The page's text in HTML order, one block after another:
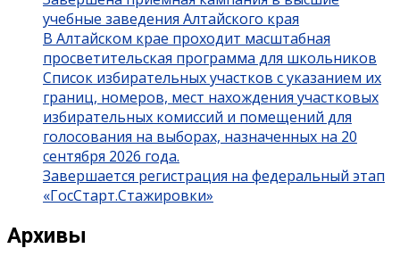
учебные заведения Алтайского края
В Алтайском крае проходит масштабная
просветительская программа для школьников
Список избирательных участков с указанием их
границ, номеров, мест нахождения участковых
избирательных комиссий и помещений для
голосования на выборах, назначенных на 20
сентября 2026 года.
Завершается регистрация на федеральный этап
«ГосСтарт.Стажировки»
Архивы